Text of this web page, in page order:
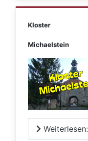
Kloster
Michaelstein